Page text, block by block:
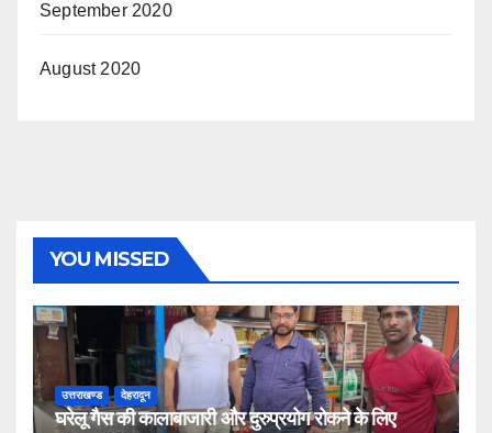
September 2020
August 2020
YOU MISSED
उत्तराखण्ड देहरादून
घरेलू गैस की कालाबाजारी और दुरुप्रयोग रोकने के लिए